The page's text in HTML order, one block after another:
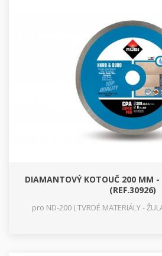
DIAMANTOVÝ KOTOUČ 200 MM -
(REF.30926)
pro ND-200 ( TVRDÉ MATERIÁLY -